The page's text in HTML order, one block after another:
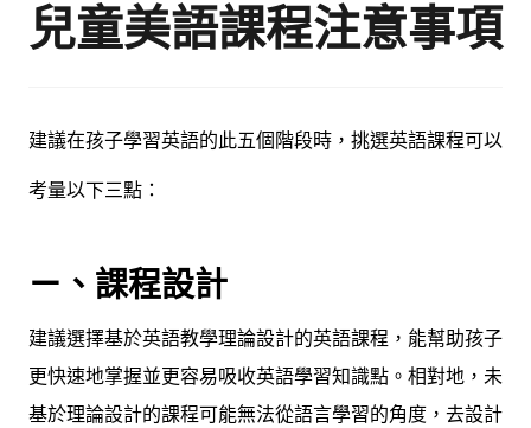
兒童美語課程注意事項
建議在孩子學習英語的此五個階段時，挑選英語課程可以
考量以下三點：
ㄧ、課程設計
建議選擇基於英語教學理論設計的英語課程，能幫助孩子
更快速地掌握並更容易吸收英語學習知識點。相對地，未
基於理論設計的課程可能無法從語言學習的角度，去設計